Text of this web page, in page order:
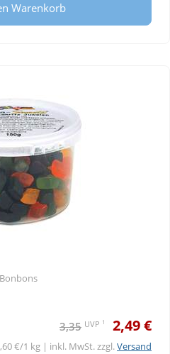
Warenkorb
3,35 UVP 1 2,49 €
€/1 kg | inkl. MwSt. zzgl.Versand